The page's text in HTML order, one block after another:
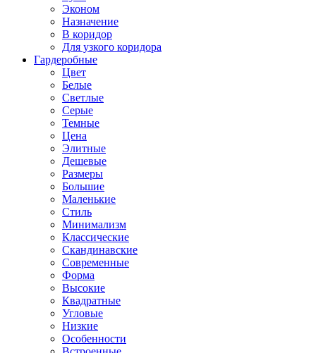
Эконом
Назначение
В коридор
Для узкого коридора
Гардеробные
Цвет
Белые
Светлые
Серые
Темные
Цена
Элитные
Дешевые
Размеры
Большие
Маленькие
Стиль
Минимализм
Классические
Скандинавские
Современные
Форма
Высокие
Квадратные
Угловые
Низкие
Особенности